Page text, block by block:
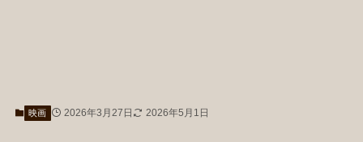
映画 2026年3月27日 2026年5月1日